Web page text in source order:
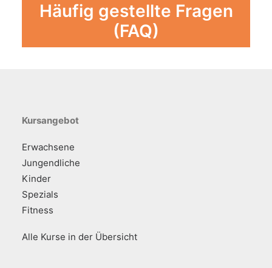
Häufig gestellte Fragen
(FAQ)
Kursangebot
Erwachsene
Jungendliche
Kinder
Spezials
Fitness
Alle Kurse in der Übersicht